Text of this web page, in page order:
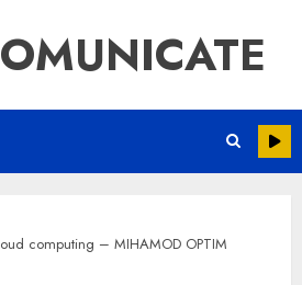
computing – MIHAMOD OPTIM